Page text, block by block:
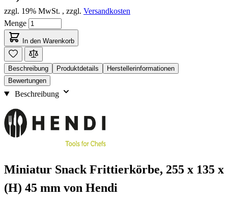
zzgl. 19% MwSt. , zzgl. Versandkosten
Menge
In den Warenkorb
Beschreibung Produktdetails
Herstellerinformationen
Bewertungen
Beschreibung
Miniatur Snack Frittierkörbe, 255 x 135 x
(H) 45 mm von Hendi